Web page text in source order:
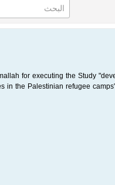
for executing the Study
in the Palestinian refugee